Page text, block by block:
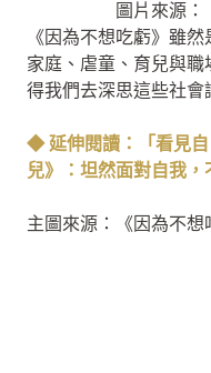
圖片來源
《因為不想吃虧》雖
家庭、虐童、育兒與
得我們去深思這些社會
◆ 延伸閱讀：「看見
兒》：坦然面對自我
主圖來源：《因為不想